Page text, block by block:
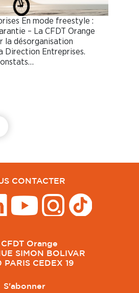
En mode freestyle :
– La CFDT Orange
la désorganisation
Direction Entreprises.
CONTACTER
Orange
SIMON BOLIVAR
PARIS CEDEX 19
S'abonner